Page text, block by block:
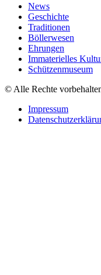
News
Geschichte
Traditionen
Böllerwesen
Ehrungen
Immaterielles
Schützenmuseum
© Alle Rechte
Impressum